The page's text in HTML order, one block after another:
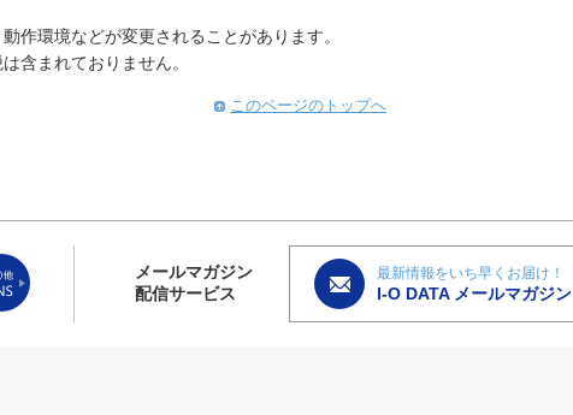
作環境などが変更されることがあります。
含まれておりません。
このページのトップへ
メールマガジン
配信サービス
最新情報をいち早くお届け！
I-O DATA メールマガジン